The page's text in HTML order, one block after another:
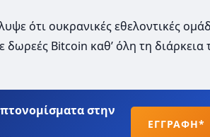
ότι ουκρανικές εθελοντικές
Bitcoin καθ’ όλη τη διάρκεια
στην
ΕΓΓΡΑΦΗ*